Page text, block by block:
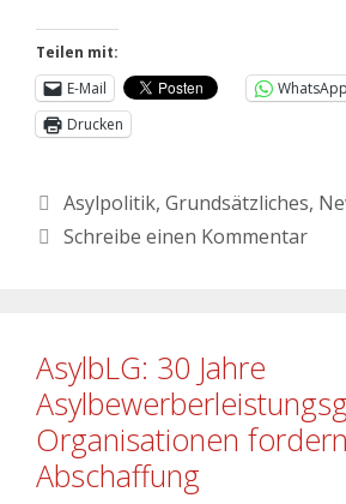
Teilen mit:
E-Mail
WhatsApp
Drucken
Asylpolitik, Grundsätzliches,
Schreibe einen Kommentar
AsylbLG: 30 Jahre
Organisationen
Abschaffung